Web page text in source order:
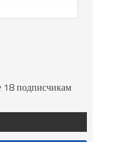
18 подписчикам